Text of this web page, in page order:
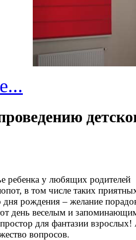
ребенка у любящих родителей
в том числе таких
дня рождения – желание
день веселым и
для фантазии
вопросов.